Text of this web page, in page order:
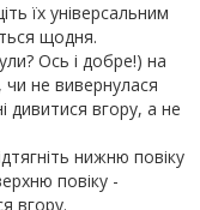
їх універсальним
щодня.
Ось і добре!) на
чи не вивернулася
дивитися вгору, а не
нижню повіку
повіку -
вгору.